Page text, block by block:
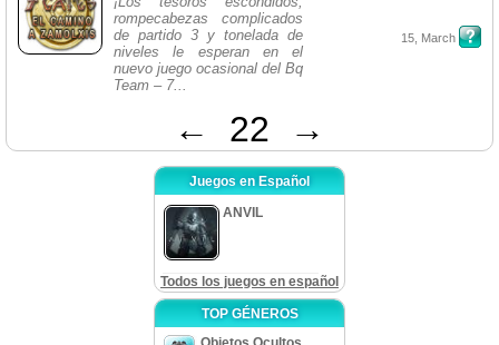
rompecabezas complicados
de partido 3 y tonelada de
niveles le esperan en el
nuevo juego ocasional del Bq
Team – 7...
15, March
← 22 →
Juegos en Español
ANVIL
Todos los juegos en español
TOP GÉNEROS